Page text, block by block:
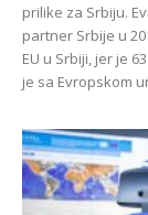
prilike za Srbiju.
partner Srbije u
EU u Srbiji, jer je
je sa Evropskom